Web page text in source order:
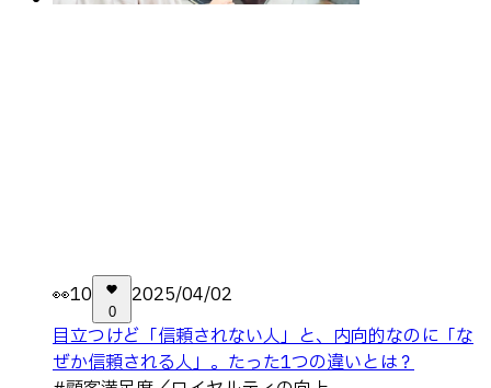
👀10
0
2025/04/02
目立つけど「信頼されない人」と、内向的なのに「な
ぜか信頼される人」。たった1つの違いとは？